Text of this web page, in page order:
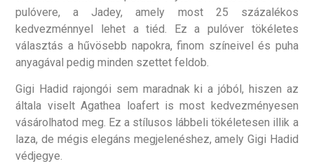
pulóvere, a Jadey, amely most 25 százalékos
kedvezménnyel lehet a tiéd. Ez a pulóver tökéletes
választás a hűvösebb napokra, finom színeivel és puha
anyagával pedig minden szettet feldob.
Gigi Hadid rajongói sem maradnak ki a jóból, hiszen az
általa viselt Agathea loafert is most kedvezményesen
vásárolhatod meg. Ez a stílusos lábbeli tökéletesen illik a
laza, de mégis elegáns megjelenéshez, amely Gigi Hadid
védjegye.